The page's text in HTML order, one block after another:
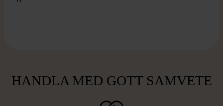
HANDLA MED GOTT SAMVETE